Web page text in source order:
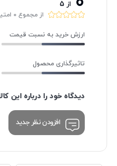
از 5
از مجموع 0 امتیاز
ارزش خرید به نسبت قیمت
تاثیرگذاری محصول
دیدگاه خود را درباره این
افزودن نظر جدید